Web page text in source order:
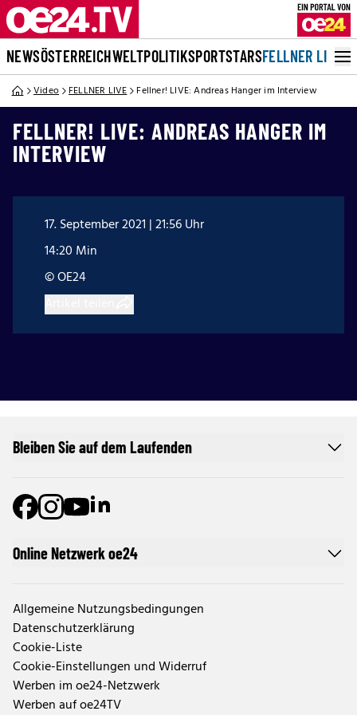
NEWSÖSTERREICHWELTPOLITIKSPORTSTARSFELLNER LIVE
Video FELLNER LIVE Fellner! LIVE: Andreas Hanger im Interview
FELLNER! LIVE: ANDREAS HANGER IM
INTERVIEW
17. September 2021 | 21:56 Uhr
14:20 Min
© OE24
Online Netzwerk oe24
Allgemeine Nutzungsbedingungen
Datenschutzerklärung
Cookie-Liste
Cookie-Einstellungen und Widerruf
Werben im oe24-Netzwerk
Werben auf oe24TV
Bleiben Sie auf dem Laufenden